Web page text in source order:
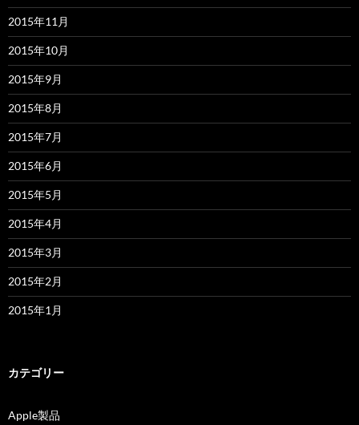
2015年11月
2015年10月
2015年9月
2015年8月
2015年7月
2015年6月
2015年5月
2015年4月
2015年3月
2015年2月
2015年1月
カテゴリー
Apple製品